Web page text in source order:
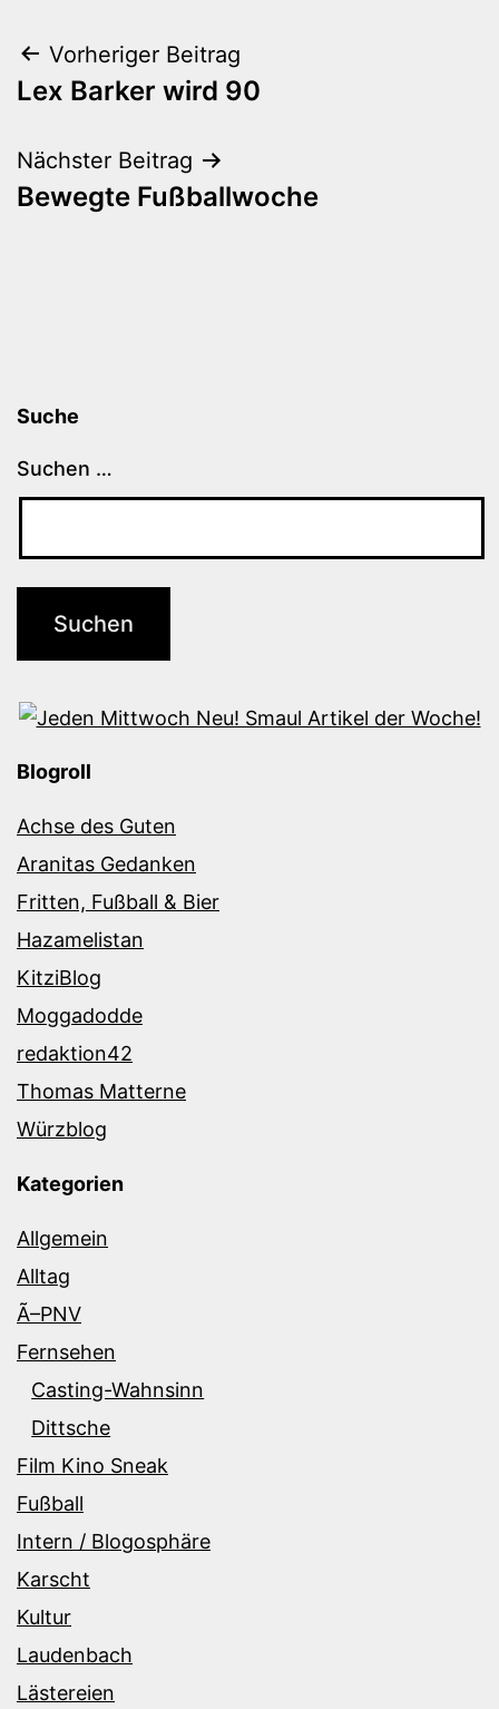
Beitragsnavigation
Vorheriger Beitrag
Lex Barker wird 90
Nächster Beitrag
Bewegte Fußballwoche
Suche
Suchen …
Blogroll
Achse des Guten
Aranitas Gedanken
Fritten, Fußball & Bier
Hazamelistan
KitziBlog
Moggadodde
redaktion42
Thomas Matterne
Würzblog
Kategorien
Allgemein
Alltag
Ã–PNV
Fernsehen
Casting-Wahnsinn
Dittsche
Film Kino Sneak
Fußball
Intern / Blogosphäre
Karscht
Kultur
Laudenbach
Lästereien